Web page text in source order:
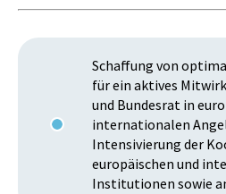
Schaffung von
für ein aktives
und Bundesrat in
internationalen
Intensivierung der
europäischen und
Institutionen sowie